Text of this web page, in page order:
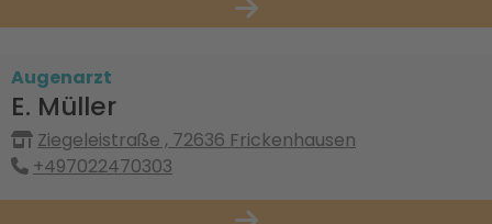
Augenarzt
E. Müller
Ziegeleistraße , 72636 Frickenhausen
+497022470303